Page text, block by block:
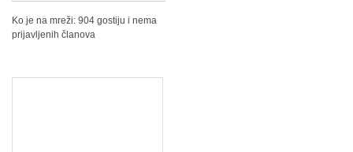
Ko je na mreži: 904 gostiju i nema
prijavljenih članova